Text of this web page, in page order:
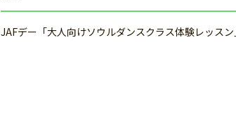
JAFデー「大人向けソウルダンスクラス体験レッス